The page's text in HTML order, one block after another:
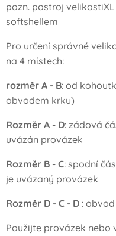
pozn. postroj
softshellem
Pro určení správné
na 4 místech:
rozměr A - B: od
obvodem krku)
Rozměr A - D: zádová
uvázán provázek
Rozměr B - C: spodní
je uvázaný provázek
Rozměr D - C - D :
Použijte provázek nebo